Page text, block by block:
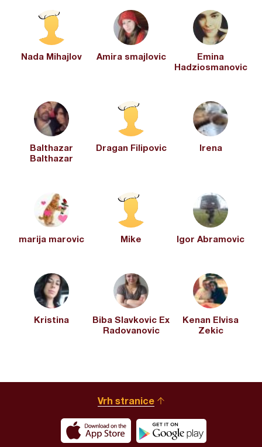
Nada Mihajlov Amira smajlovic
Emina
Hadziosmanovic
Balthazar
Balthazar
Dragan Filipovic Irena
marija marovic Mike Igor Abramovic
Kristina
Biba Slavkovic Ex
Radovanovic
Kenan Elvisa
Zekic
Vrh stranice